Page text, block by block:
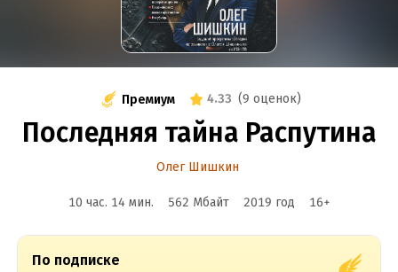
Премиум 4.33 (9 оценок)
Последняя тайна Распутина
Олег Шишкин
10 час. 14 мин. 562 Мбайт 2019 год 16+
По подписке